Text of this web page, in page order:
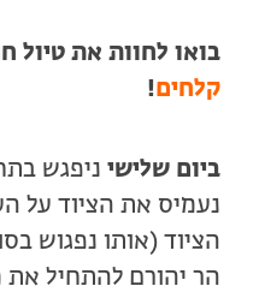
בואו לחוות את טיול
קלחים!
ביום שלישי ניפגש
נעמיס את הציוד על
הציוד (אותו נפגוש
הר יהורם להתחיל את